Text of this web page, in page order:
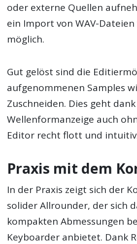
oder externe Quellen
ein Import von WAV-Dateien
möglich.
Gut gelöst sind die
aufgenommenen Samples
Zuschneiden. Dies geht
Wellenformanzeige auch
Editor recht flott und
Praxis mit dem
In der Praxis zeigt sich der
solider Allrounder, der sich
kompakten Abmessungen
Keyboarder anbietet. Dank